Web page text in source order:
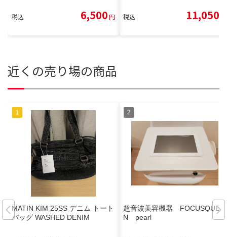
税込 6,500円 税込 11,050
近くの売り場の商品
MATIN KIM 25SS デニム トート
バッグ WASHED DENIM
超音波美容機器 FOCUSQUEE
N pearl